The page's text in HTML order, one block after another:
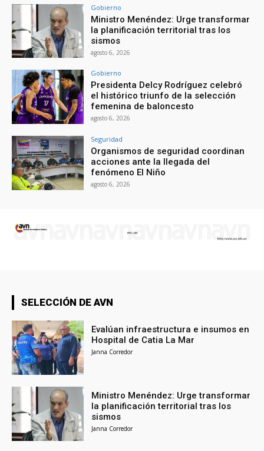
Gobierno
Ministro Menéndez: Urge transformar
la planificación territorial tras los
sismos
agosto 6, 2026
Gobierno
Presidenta Delcy Rodríguez celebró
el histórico triunfo de la selección
femenina de baloncesto
agosto 6, 2026
Seguridad
Organismos de seguridad coordinan
acciones ante la llegada del
fenómeno El Niño
agosto 6, 2026
SELECCIÓN DE AVN
Evalúan infraestructura e insumos en
Hospital de Catia La Mar
Janna Corredor
Ministro Menéndez: Urge transformar
la planificación territorial tras los
sismos
Janna Corredor